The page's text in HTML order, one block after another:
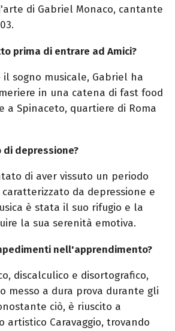
di Gabriel Monaco, cantante
prima di entrare ad Amici?
il sogno musicale, Gabriel ha
in una catena di fast food
a Spinaceto, quartiere di Roma
depressione?
di aver vissuto un periodo
da depressione e
è stata il suo rifugio e la
la sua serenità emotiva.
nell'apprendimento?
discalculico e disortografico,
messo a dura prova durante gli
ciò, è riuscito a
artistico Caravaggio, trovando